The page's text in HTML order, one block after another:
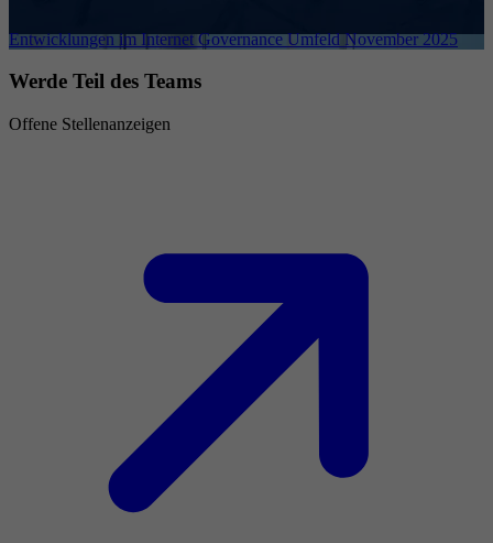
Entwicklungen im Internet Governance Umfeld November 2025
Werde Teil des Teams
Offene Stellenanzeigen